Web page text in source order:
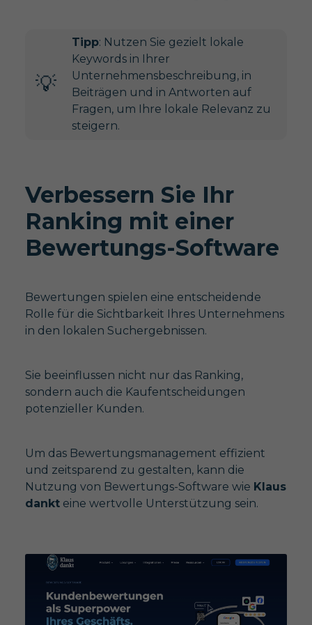
💡​
Tipp: Nutzen Sie gezielt lokale
Keywords in Ihrer
Unternehmensbeschreibung, in
Beiträgen und in Antworten auf
Fragen, um Ihre lokale Relevanz zu
steigern.
Verbessern Sie Ihr
Ranking mit einer
Bewertungs-Software
Bewertungen spielen eine entscheidende
Rolle für die Sichtbarkeit Ihres Unternehmens
in den lokalen Suchergebnissen.
Sie beeinflussen nicht nur das Ranking,
sondern auch die Kaufentscheidungen
potenzieller Kunden.
Um das Bewertungsmanagement effizient
und zeitsparend zu gestalten, kann die
Nutzung von Bewertungs-Software wie Klaus
dankteine wertvolle Unterstützung sein.